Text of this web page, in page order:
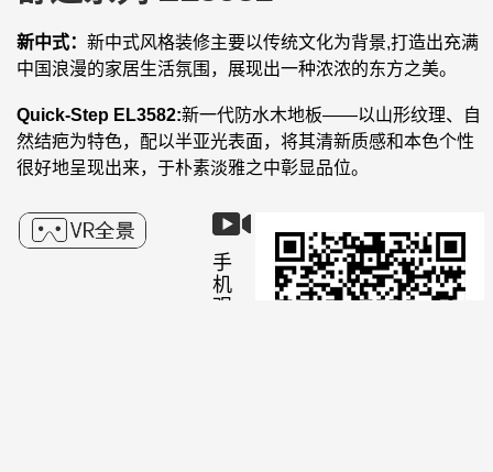
新中式： 新中式风格装修主要以传统文化为背景,打造出充满
中国浪漫的家居生活氛围，展现出一种浓浓的东方之美。
Quick-Step EL3582:新一代防水木地板——以山形纹理、自
然结疤为特色，配以半亚光表面，将其清新质感和本色个性
很好地呈现出来，于朴素淡雅之中彰显品位。
手
机
观